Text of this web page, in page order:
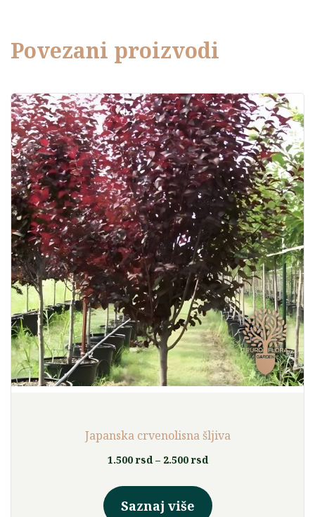
Povezani proizvodi
Japanska crvenolisna šljiva
1.500 rsd – 2.500 rsdRaspon
od
1.500 rsd
Saznaj više
proizvod